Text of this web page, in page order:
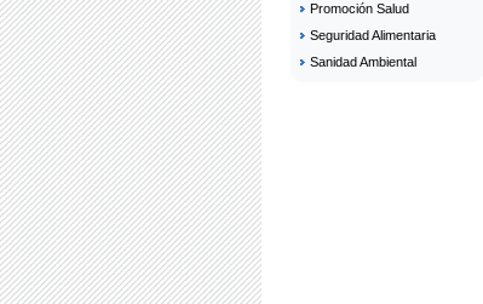
Promoción Salud
Seguridad Alimentaria
Sanidad Ambiental